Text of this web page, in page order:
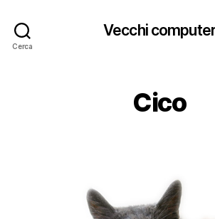
Cerca
Vecchi computer
Cico